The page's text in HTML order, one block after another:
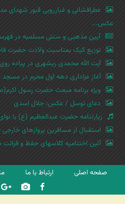
عطرافشانی و غبارروبی قبور
عکس...
آیین مذهبی و سنتی مسلمیه در
توزیع کیک بمناسبت ولادت
آیت الله محمدی ریشهری در پیاده
آغاز عزاداری دهه اول محرم در
ویژه برنامه مبعث حضرت رسول
دعای توسل / عکس: جلال اسدی
زیارتنامه حضرت عبدالعظیم (ع) با
استقبال از مسافرین پروازهای
آئین اختتامیه کلاسهای حفظ و
صفحه اصلی ارتباط با ما